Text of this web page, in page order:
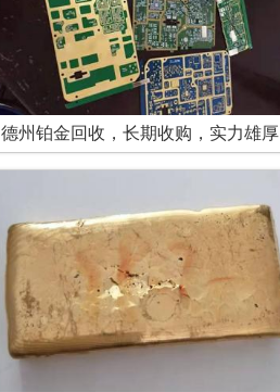
德州铂金回收，长期收购，实力雄厚